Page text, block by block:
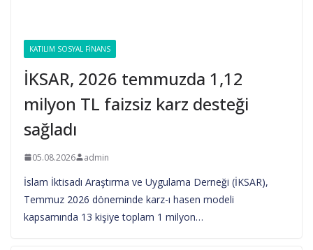
KATILIM SOSYAL FINANS
İKSAR, 2026 temmuzda 1,12
milyon TL faizsiz karz desteği
sağladı
05.08.2026 admin
İslam İktisadı Araştırma ve Uygulama Derneği (İKSAR),
Temmuz 2026 döneminde karz-ı hasen modeli
kapsamında 13 kişiye toplam 1 milyon…